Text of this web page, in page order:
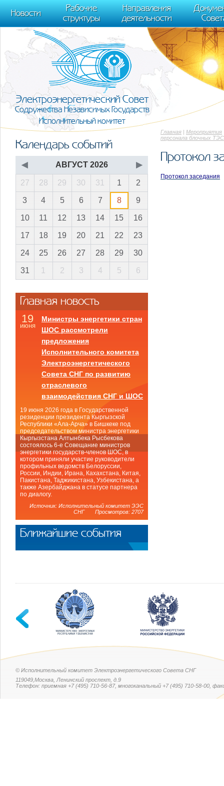
m[i].l=1*new Date(); for (var j = 0; j < document.scripts.length; j++) {if
[0],k.async=1,k.src=r,a.parentNode.insertBefore(k,a)}) (window,
trackLinks:true, accurateTrackBounce:true });
Новости
Рабочие
структуры
Направления
деятельности
Электроэнергетический Совет
Содружества Независимых Государств
Исполнительный комитет
Главная | Мероприятия
персонала блочных ТЭС
Протокол
Протокол заседания
Календарь событий
◀ АВГУСТ 2026 ▶
27 28 29 30 31 1 2
3 4 5 6 7 8 9
10 11 12 13 14 15 16
17 18 19 20 21 22 23
24 25 26 27 28 29 30
31 1 2 3 4 5 6
Главная новость
19
июня
Министры энергетики стран
ШОС рассмотрели
предложения
Исполнительного комитета
Электроэнергетического
Совета СНГ по развитию
отраслевого
взаимодействия СНГ и ШОС
19 июня 2026 года в Государственной
резиденции президента Кыргызской
Республики «Ала-Арча» в Бишкеке под
председательством министра энергетики
Кыргызстана Алтынбека Рысбекова
состоялось 6-е Совещание министров
энергетики государств-членов ШОС, в
котором приняли участие руководители
профильных ведомств Белоруссии,
России, Индии, Ирана, Кахахстана, Китая,
Пакистана, Таджикистана, Узбекистана, а
также Азербайджана в статусе партнера
по диалогу.
Источник: Исполнительный комитет ЭЭС
СНГ Просмотров: 2707
Ближайшие события
© Исполнительный комитет Электроэнергетического Совета СНГ
119049,Москва, Ленинский проспект, д.9
Телефон: приемная +7 (495) 710-56-87, многоканальный +7 (495) 710-58-00,